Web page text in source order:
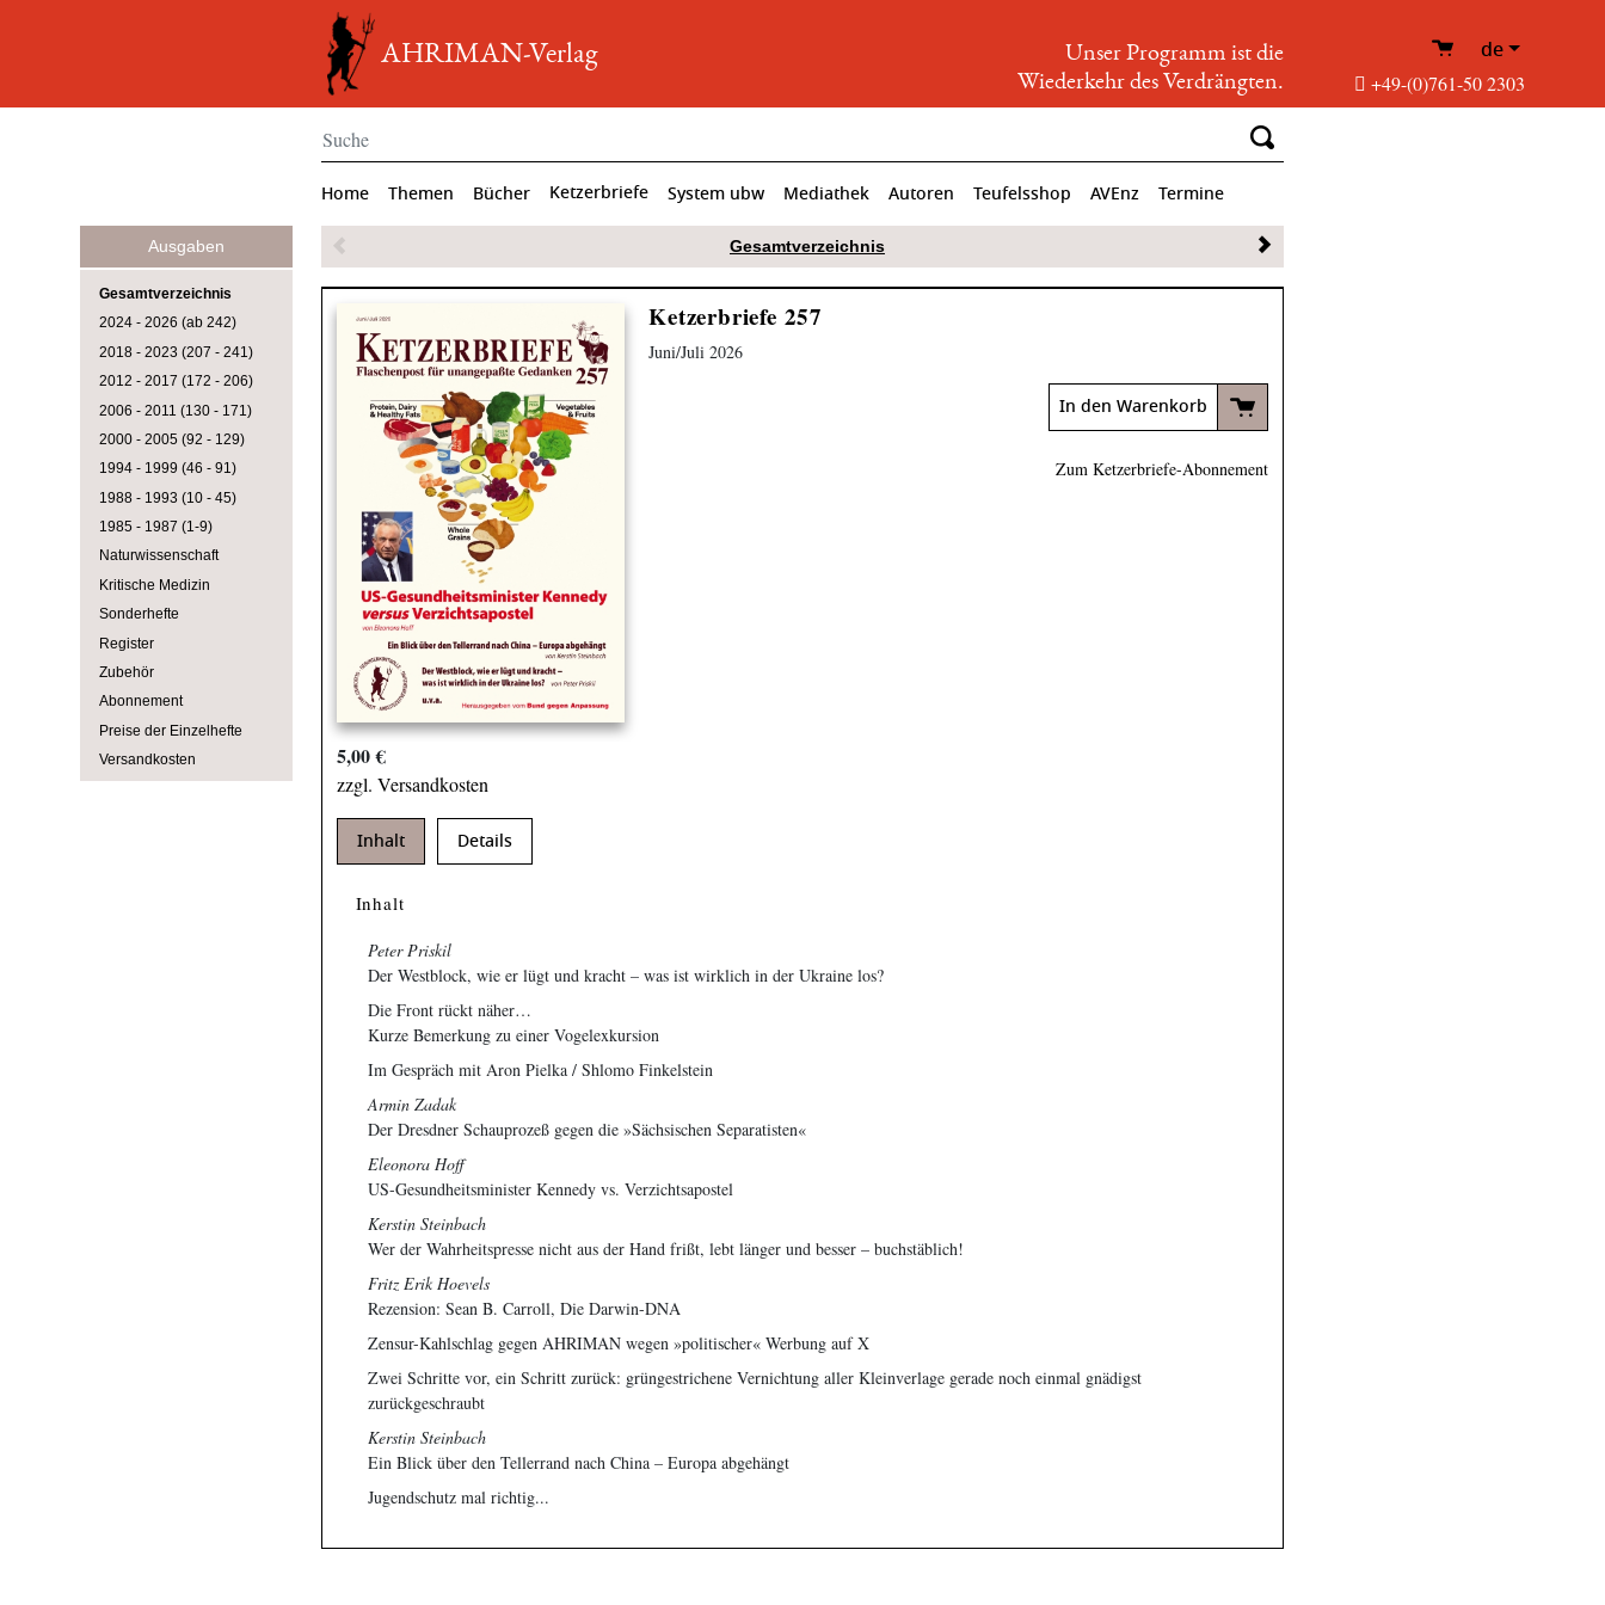
AHRIMAN-Verlag
Unser Programm ist die
Wiederkehr des Verdrängten.
de
+49-(0)761-50 2303
Home Themen Bücher Ketzerbriefe System ubw Mediathek Autoren Teufelsshop AVEnz Termine
Ausgaben
Gesamtverzeichnis
2024 - 2026 (ab 242)
2018 - 2023 (207 - 241)
2012 - 2017 (172 - 206)
2006 - 2011 (130 - 171)
2000 - 2005 (92 - 129)
1994 - 1999 (46 - 91)
1988 - 1993 (10 - 45)
1985 - 1987 (1-9)
Naturwissenschaft
Kritische Medizin
Sonderhefte
Register
Zubehör
Abonnement
Preise der Einzelhefte
Versandkosten
Gesamtverzeichnis
5,00 €
zzgl. Versandkosten
Ketzerbriefe 257
Juni/Juli 2026
In den Warenkorb
Zum Ketzerbriefe-Abonnement
Inhalt Details
Inhalt
Peter Priskil
Der Westblock, wie er lügt und kracht – was ist wirklich in der Ukraine los?
Die Front rückt näher…
Kurze Bemerkung zu einer Vogelexkursion
Im Gespräch mit Aron Pielka / Shlomo Finkelstein
Armin Zadak
Der Dresdner Schauprozeß gegen die »Sächsischen Separatisten«
Eleonora Hoff
US-Gesundheitsminister Kennedy vs. Verzichtsapostel
Kerstin Steinbach
Wer der Wahrheitspresse nicht aus der Hand frißt, lebt länger und besser – buchstäblich!
Fritz Erik Hoevels
Rezension: Sean B. Carroll, Die Darwin-DNA
Zensur-Kahlschlag gegen AHRIMAN wegen »politischer« Werbung auf X
Zwei Schritte vor, ein Schritt zurück: grüngestrichene Vernichtung aller Kleinverlage gerade noch einmal gnädigst
zurückgeschraubt
Kerstin Steinbach
Ein Blick über den Tellerrand nach China – Europa abgehängt
Jugendschutz mal richtig...